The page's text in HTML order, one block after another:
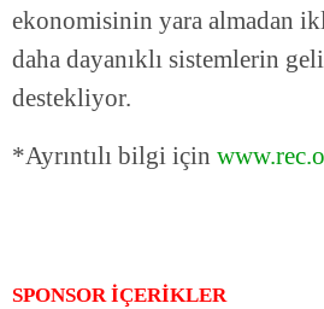
ekonomisinin yara almadan
daha dayanıklı sistemlerin
destekliyor.
*Ayrıntılı bilgi için
SPONSOR İÇERİKLER